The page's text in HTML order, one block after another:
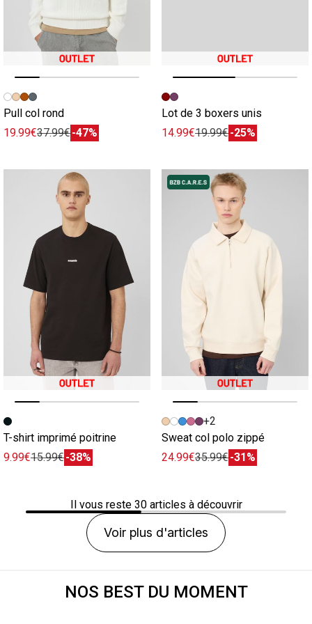
Image précédente
Image suivante
Pull col rond
19.99€37.99€-47%
Image précédente
Image suivante
Lot de 3 boxers unis
14.99€19.99€-25%
Image précédente
Image suivante
T-shirt imprimé poitrine
9.99€15.99€-38%
Image précédente
Image suivante
+2
Sweat col polo zippé
24.99€35.99€-31%
Il vous reste 30articles à découvrir
Voir plus d'articles
NOS BEST DU MOMENT